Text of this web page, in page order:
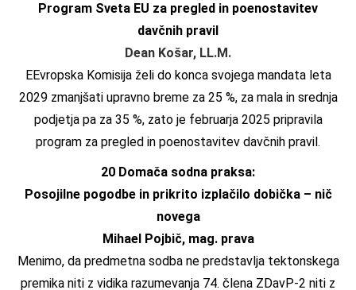
Program Sveta EU za pregled in poenostavitev
davčnih pravil
Dean Košar, LL.M.
EEvropska Komisija želi do konca svojega mandata leta
2029 zmanjšati upravno breme za 25 %, za mala in srednja
podjetja pa za 35 %, zato je februarja 2025 pripravila
program za pregled in poenostavitev davčnih pravil.
20 Domača sodna praksa:
Posojilne pogodbe in prikrito izplačilo dobička – nič
novega
Mihael Pojbič, mag. prava
Menimo, da predmetna sodba ne predstavlja tektonskega
premika niti z vidika razumevanja 74. člena ZDavP-2 niti z